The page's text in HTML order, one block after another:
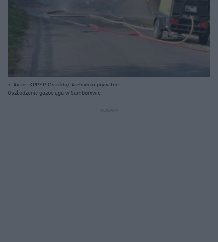
Autor: KPPSP Ostróda/ Archiwum prywatne
Uszkodzenie gazociągu w Samborowie